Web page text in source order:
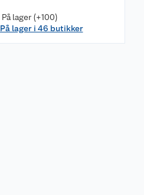
På lager (+100)
På lager i 46 butikker